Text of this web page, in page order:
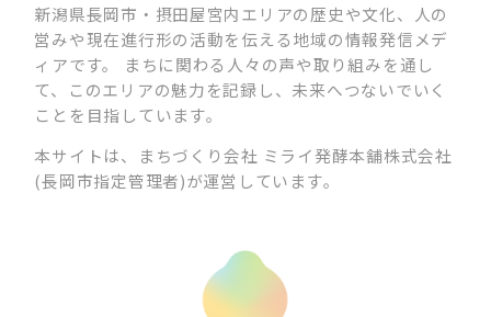
新潟県長岡市・摂田屋宮内エリアの歴史や文化、人の
営みや現在進行形の活動を伝える地域の情報発信メデ
ィアです。 まちに関わる人々の声や取り組みを通し
て、このエリアの魅力を記録し、未来へつないでいく
ことを目指しています。
本サイトは、まちづくり会社 ミライ発酵本舗株式会社
(長岡市指定管理者)が運営しています。